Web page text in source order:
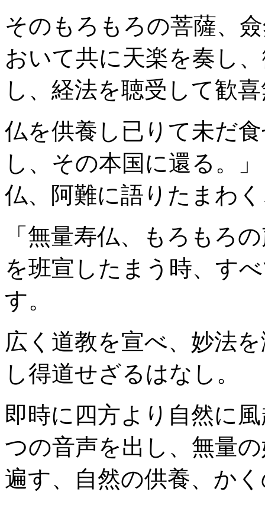
そのもろもろの菩薩、
おいて共に天楽を奏し
し、経法を聴受して歓
仏を供養し已りて未だ
し、その本国に還る。」
仏、阿難に語りたまわ
「無量寿仏、もろもろ
を班宣したまう時、す
す。
広く道教を宣べ、妙法
し得道せざるはなし。
即時に四方より自然に
つの音声を出し、無量
遍す、自然の供養、か